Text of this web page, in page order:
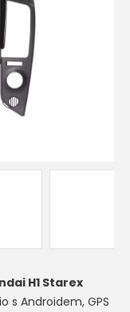
H1 Starex
s Androidem, GPS